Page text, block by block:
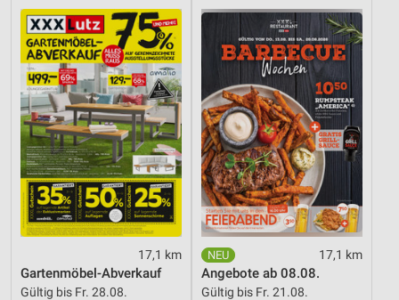
17,1 km
Gartenmöbel-Abverkauf
Gültig bis Fr. 28.08.
17,1 km
Angebote ab 08.08.
Gültig bis Fr. 21.08.